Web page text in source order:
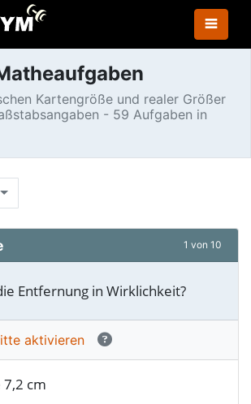
Kartengröße und realer Größer
- 59 Aufgaben in
1 von 10
Entfernung in Wirklichkeit?
aktivieren
cm